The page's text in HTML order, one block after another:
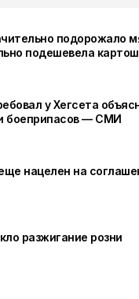
подорожало
подешевела
у Хегсета
боеприпасов — СМИ
нацелен на
разжигание розни